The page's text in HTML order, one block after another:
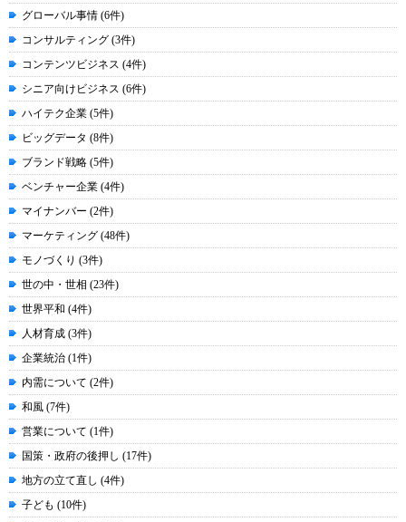
グローバル事情 (6件)
コンサルティング (3件)
コンテンツビジネス (4件)
シニア向けビジネス (6件)
ハイテク企業 (5件)
ビッグデータ (8件)
ブランド戦略 (5件)
ベンチャー企業 (4件)
マイナンバー (2件)
マーケティング (48件)
モノづくり (3件)
世の中・世相 (23件)
世界平和 (4件)
人材育成 (3件)
企業統治 (1件)
内需について (2件)
和風 (7件)
営業について (1件)
国策・政府の後押し (17件)
地方の立て直し (4件)
子ども (10件)